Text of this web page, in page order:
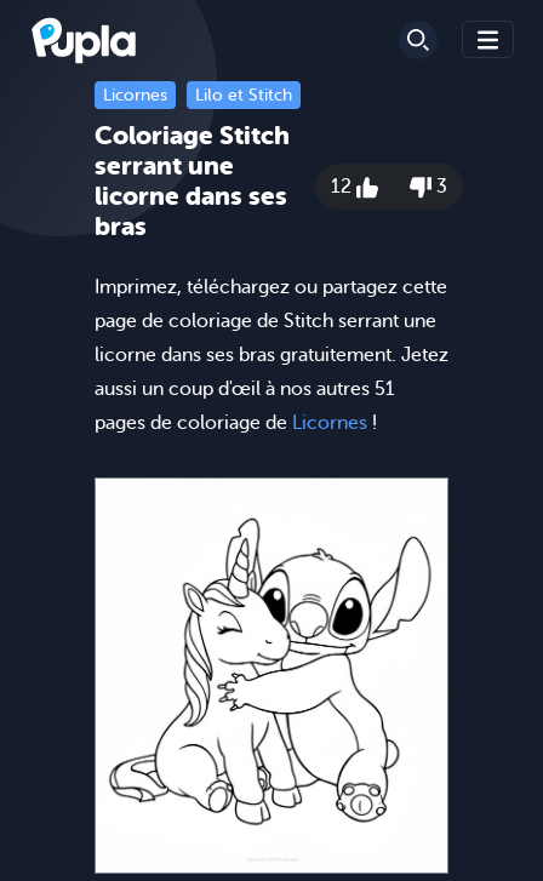
Licornes Lilo et Stitch
Coloriage Stitch
serrant une
licorne dans ses
bras
12 3
Imprimez, téléchargez ou partagez cette
page de coloriage de Stitch serrant une
licorne dans ses bras gratuitement. Jetez
aussi un coup d'œil à nos autres 51
pages de coloriage de Licornes !